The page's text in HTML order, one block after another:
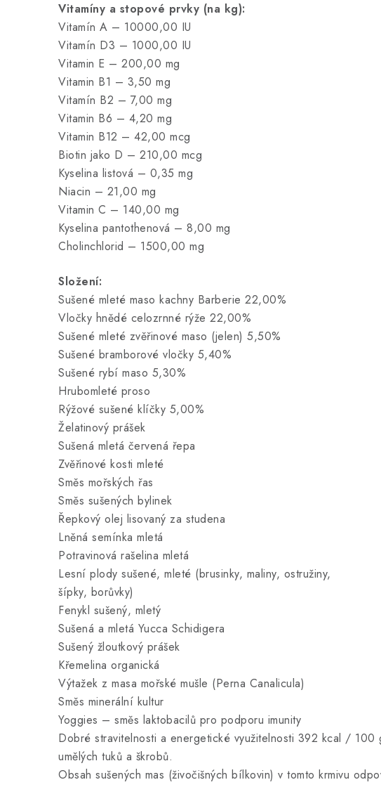
Vitamíny a stopové prvky (na kg):
Vitamín A – 10000,00 IU
Vitamín D3 – 1000,00 IU
Vitamin E – 200,00 mg
Vitamin B1 – 3,50 mg
Vitamín B2 – 7,00 mg
Vitamin B6 – 4,20 mg
Vitamin B12 – 42,00 mcg
Biotin jako D – 210,00 mcg
Kyselina listová – 0,35 mg
Niacin – 21,00 mg
Vitamin C – 140,00 mg
Kyselina pantothenová – 8,00 mg
Cholinchlorid – 1500,00 mg
Složení:
Sušené mleté maso kachny Barberie 22,00%
Vločky hnědé celozrnné rýže 22,00%
Sušené mleté zvěřinové maso (jelen) 5,50%
Sušené bramborové vločky 5,40%
Sušené rybí maso 5,30%
Hrubomleté proso
Rýžové sušené klíčky 5,00%
Želatinový prášek
Sušená mletá červená řepa
Zvěřinové kosti mleté
Směs mořských řas
Směs sušených bylinek
Řepkový olej lisovaný za studena
Lněná semínka mletá
Potravinová rašelina mletá
Lesní plody sušené, mleté (brusinky, maliny, ostružiny,
šípky, borůvky)
Fenykl sušený, mletý
Sušená a mletá Yucca Schidigera
Sušený žloutkový prášek
Křemelina organická
Výtažek z masa mořské mušle (Perna Canalicula)
Směs minerální kultur
Yoggies – směs laktobacilů pro podporu imunity
Dobré stravitelnosti a energetické využitelnosti 392 kcal /
umělých tuků a škrobů.
Obsah sušených mas (živočišných bílkovin) v tomto krmivu